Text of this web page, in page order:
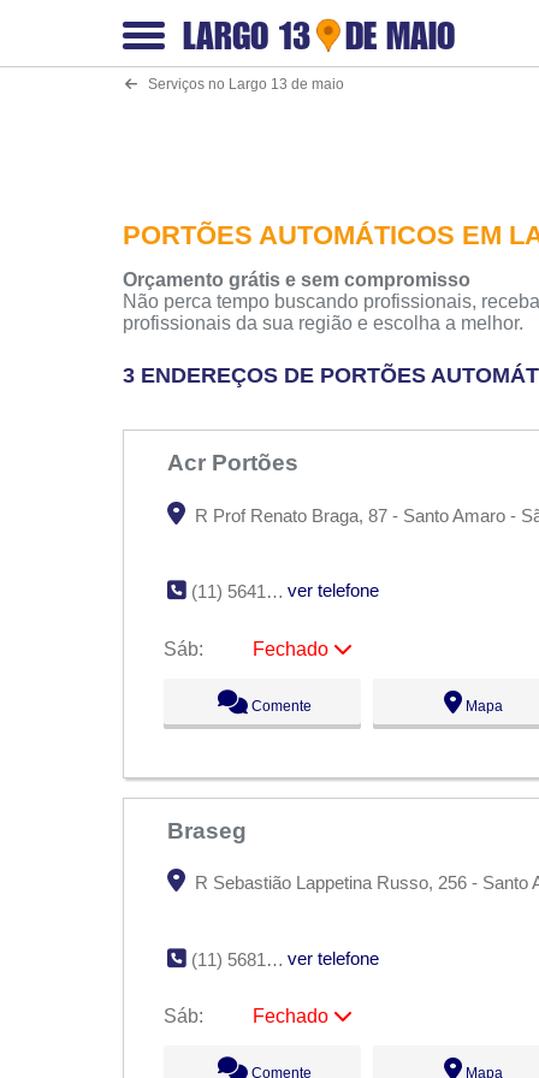
LARGO 13 DE MAIO
Serviços no Largo 13 de maio
PORTÕES AUTOMÁTICOS EM
Orçamento grátis e sem compromisso
Não perca tempo buscando profissionais,
profissionais da sua região e escolha a melhor.
3 ENDEREÇOS DE PORTÕES
Acr Portões
R Prof Renato Braga, 87 - Santo Amaro -
(11) 5641-0756 ver telefone
Sáb:
Fechado
09:00 - 18:00
Qua:
09:00 - 18:00
Sex:
09:00 - 18:00
Sáb:
Fechado
Dom:
Comente Mapa
Braseg
R Sebastião Lappetina Russo, 256 - Santo
(11) 5681-8856 ver telefone
Sáb:
Fechado
Comente Mapa